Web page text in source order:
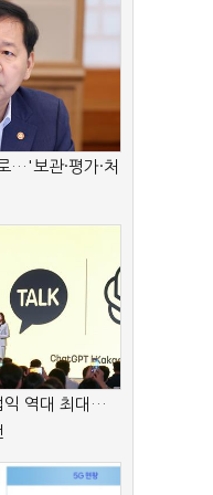
…'보관·평가·처
익 역대 최대…